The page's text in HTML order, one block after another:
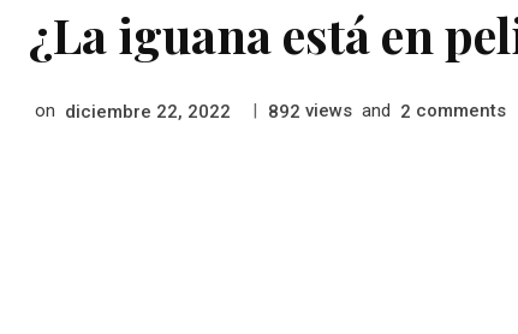
¿La iguana está en
on diciembre 22, 2022 892 views and 2 comments